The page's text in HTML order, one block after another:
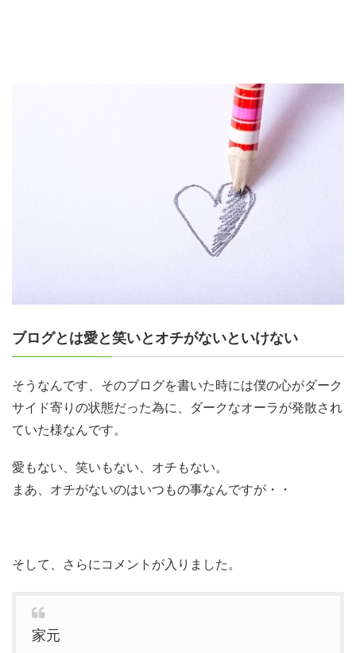
ブログとは愛と笑いとオチがないといけない
そうなんです、そのブログを書いた時には僕の心がダーク
サイド寄りの状態だった為に、ダークなオーラが発散され
ていた様なんです。
愛もない、笑いもない、オチもない。
まあ、オチがないのはいつもの事なんですが・・
そして、さらにコメントが入りました。
家元